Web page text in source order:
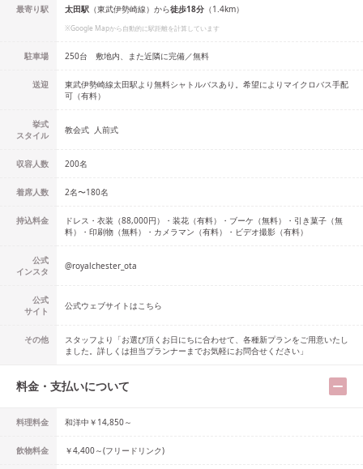
最寄り駅 太田駅 （東武伊勢崎線） から徒歩18分 （1.4km）
※Google Mapから自動的に駅距離を計算しています
駐車場 250台 敷地内、また近隣に完備／無料
送迎
東武伊勢崎線太田駅より無料シャトルバスあり。希望によりマイクロバス手配
可（有料）
挙式
スタイル
教会式 人前式
収容人数 200名
着席人数 2名〜180名
持込料金
ドレス・衣装（88,000円）・装花（有料）・ブーケ（無料）・引き菓子（無
料）・印刷物（無料）・カメラマン（有料）・ビデオ撮影（有料）
公式
インスタ
@royalchester_ota
公式
サイト
公式ウェブサイトはこちら
その他
スタッフより「お選び頂くお日にちに合わせて、各種新プランをご用意いたし
ました。詳しくは担当プランナーまでお気軽にお問合せください」
料金・支払いについて
料理料金 和洋中￥14,850～
飲物料金 ￥4,400～(フリードリンク)